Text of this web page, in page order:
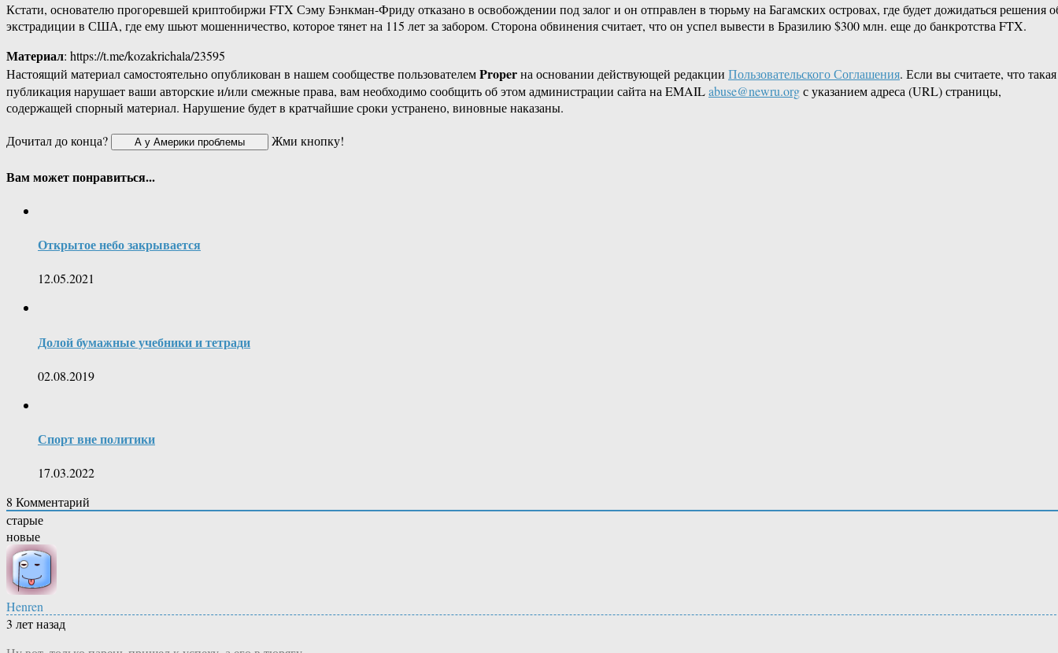
Кстати, основателю прогоревшей криптобиржи FTX Сэму Бэнкман-Фриду отказано в освобождении под залог и он отправлен в тюрьму на Багамских островах, где будет дожидаться решения
экстрадиции в США, где ему шьют мошенничество, которое тянет на 115 лет за забором. Сторона обвинения считает, что он успел вывести в Бразилию $300 млн. еще до банкротства FTX.
Материал: https://t.me/kozakrichala/23595
Настоящий материал самостоятельно опубликован в нашем сообществе пользователемProperна основании действующей редакции Пользовательского Соглашения. Если вы считаете, что такая
публикация нарушает ваши авторские и/или смежные права, вам необходимо сообщить об этом администрации сайта на EMAILabuse@newru.orgс указанием адреса (URL) страницы,
содержащей спорный материал. Нарушение будет в кратчайшие сроки устранено, виновные наказаны.
Дочитал до конца?
Жми кнопку!
Вам может понравиться...
Открытое небо закрывается
12.05.2021
Долой бумажные учебники и тетради
02.08.2019
Спорт вне политики
17.03.2022
8 Комментарий
старые
новые
Henren
3 лет назад